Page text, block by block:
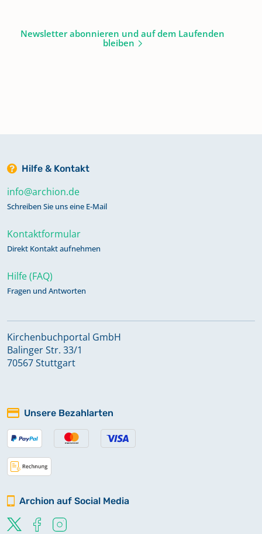
Newsletter abonnieren und auf dem Laufenden
bleiben
Hilfe & Kontakt
info@archion.de
Schreiben Sie uns eine E-Mail
Kontaktformular
Direkt Kontakt aufnehmen
Hilfe (FAQ)
Fragen und Antworten
Kirchenbuchportal GmbH
Balinger Str. 33/1
70567 Stuttgart
Unsere Bezahlarten
Archion auf Social Media